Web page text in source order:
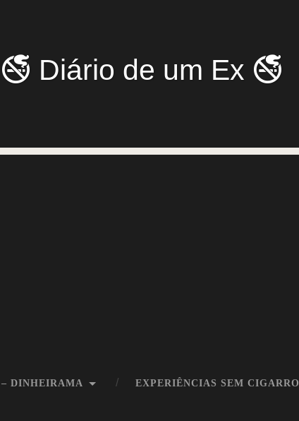
🚭 Diário de um Ex 🚭
– DINHEIRAMA EXPERIÊNCIAS SEM CIGARRO